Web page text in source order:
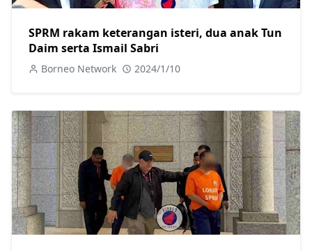
SPRM rakam keterangan isteri, dua anak Tun
Daim serta Ismail Sabri
Borneo Network 2024/1/10